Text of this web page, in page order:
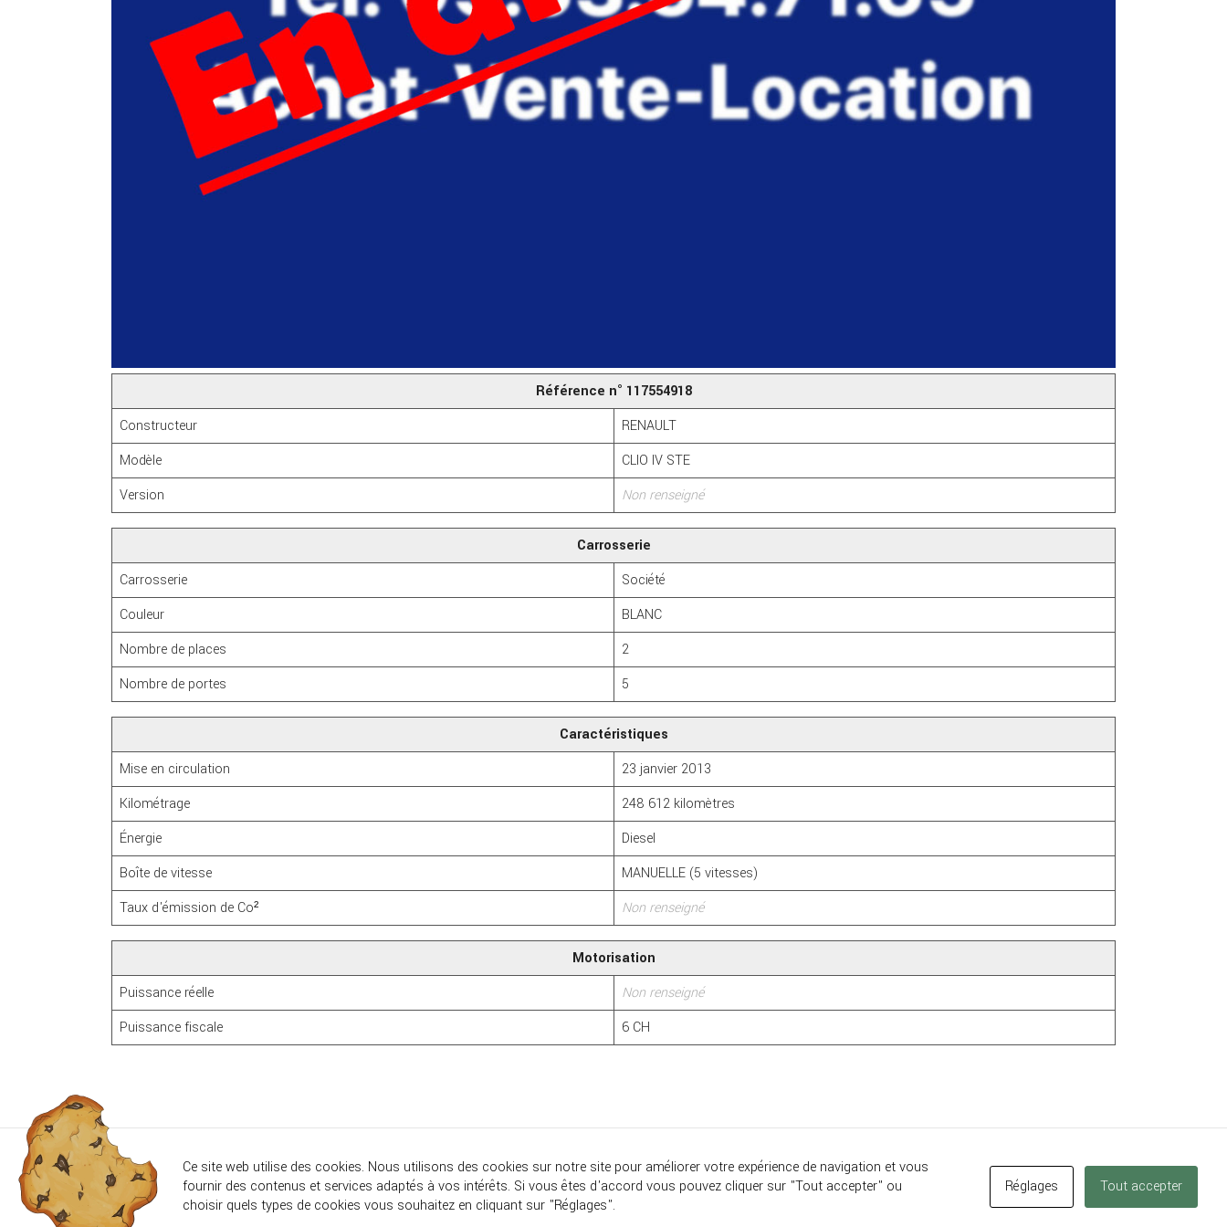
Référence n° 117554918
Constructeur
RENAULT
Modèle
CLIO IV STE
Version
Non renseigné
Carrosserie
Carrosserie
Société
Couleur
BLANC
Nombre de places
2
Nombre de portes
5
Caractéristiques
Mise en circulation
23 janvier 2013
Kilométrage
248 612 kilomètres
Énergie
Diesel
Boîte de vitesse
MANUELLE (5 vitesses)
Taux d'émission de Co²
Non renseigné
Motorisation
Puissance réelle
Non renseigné
Puissance fiscale
6 CH
AUTOFLASH MONTELIMAR -1111 route national 7, Montélimar SUD, 26780 Châteauneuf-du-Rhône-Mentions légales
Conception du site
Ce site web utilise des cookies. Nous utilisons des cookies sur notre site pour améliorer votre expérience de navigation et vous
fournir des contenus et services adaptés à vos intérêts. Si vous êtes d'accord vous pouvez cliquer sur "Tout accepter" ou
choisir quels types de cookies vous souhaitez en cliquant sur "Réglages".
Réglages Tout accepter
fonction de la
utilisé.
disparaîtront
du site Web.